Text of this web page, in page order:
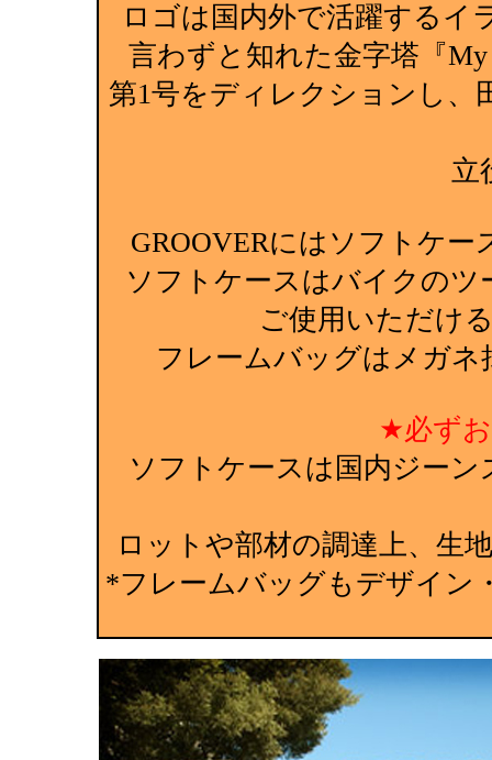
ロゴは国内外で活躍するイ
言わずと知れた金字塔『My
第1号をディレクションし、
立
GROOVERにはソフトケ
ソフトケースはバイクの
ご使用いただけ
フレームバッグはメガ
★必ず
ソフトケースは国内ジー
ロットや部材の調達上、生
*フレームバッグもデザイン